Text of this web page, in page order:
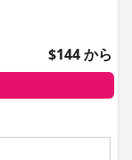
近隣の飲食店に
ないことによる
賞賛されていま
設を楽しみ、快適
や窓の清潔さな
、全体的な印象
$144 から